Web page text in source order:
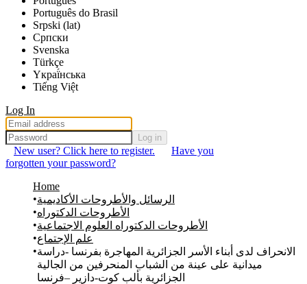
Português do Brasil
Srpski (lat)
Српски
Svenska
Türkçe
Yкраї́нська
Tiếng Việt
Log In
Log in
New user? Click here to register.
Have you
forgotten your password?
Home
الرسائل والأطروحات الأكاديمية
الأطروحات الدكتوراه
الأطروحات الدكتوراه العلوم الاجتماعية
علم الإجتماع
الانحراف لدى أبناء الأسر الجزائرية المهاجرة بفرنسا -دراسة
ميدانية على عينة من الشباب المنحرفين من الجالية
الجزائرية بألب كوت-دازير –فرنسا